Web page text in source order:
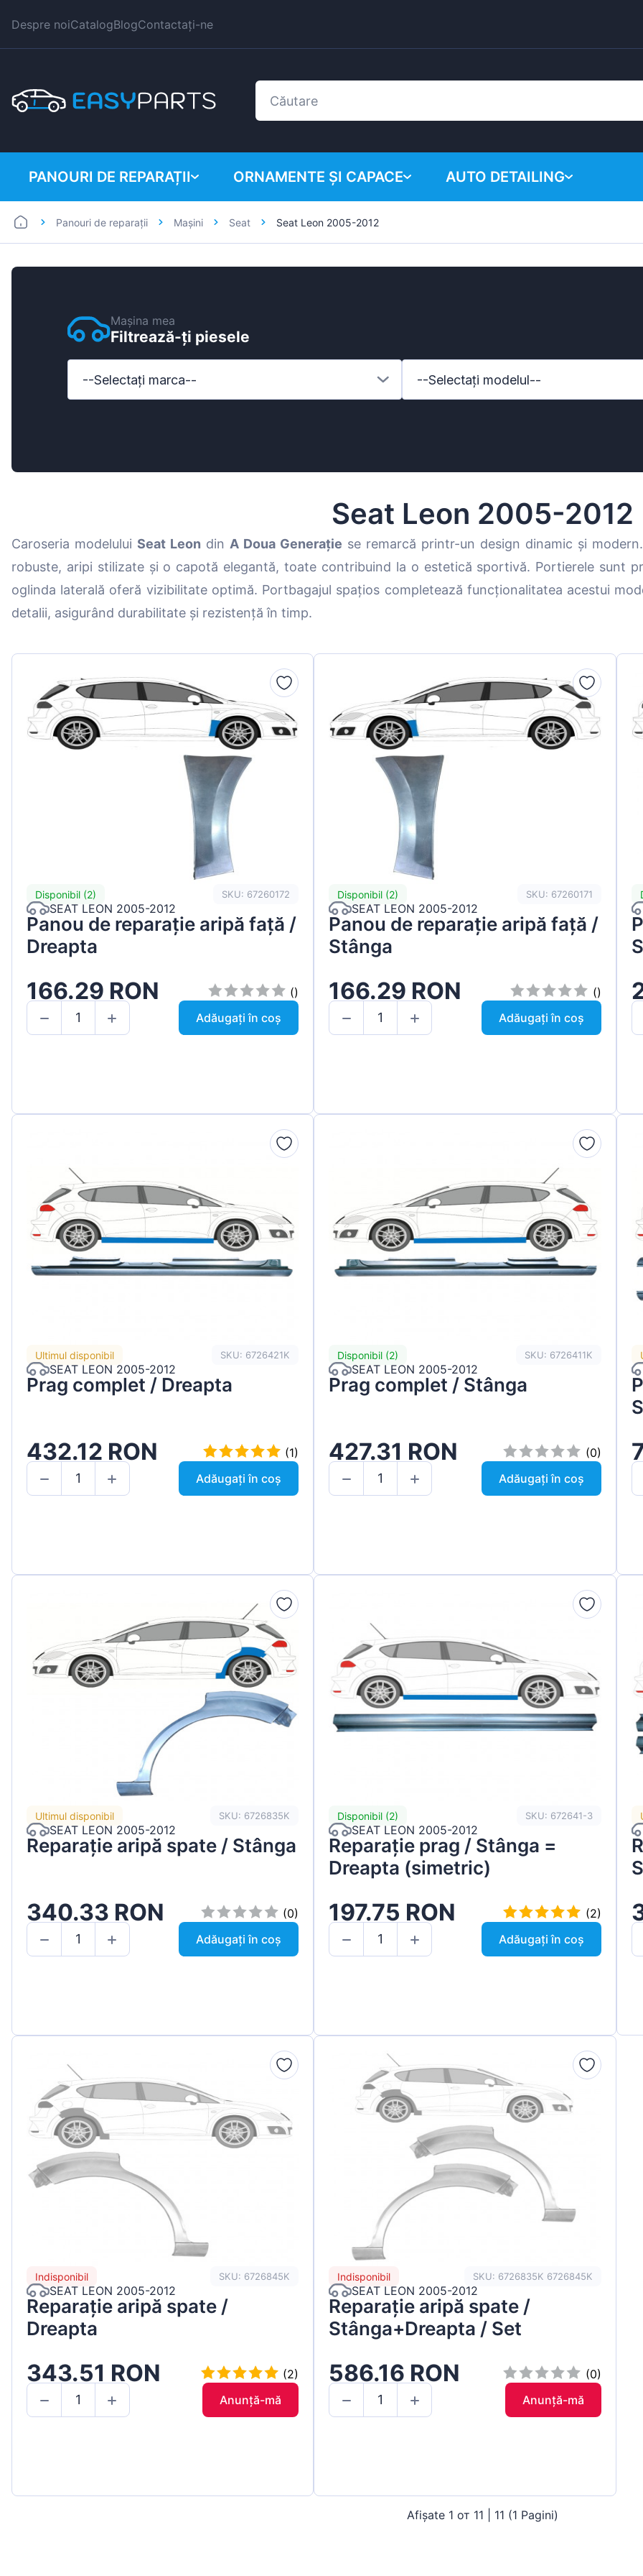
Despre noiCatalogBlogContactați-ne
PANOURI DE REPARAȚII
Autoutilitare
ORNAMENTE ȘI CAPACE
BMW
Hyundai
Mazda
Mercedes-Benz
Renault
Seat
Skoda
AUTO DETAILING
Panouri de reparații Mașini Seat Seat Leon 2005-2012
Mașina mea
Filtrează-ți piesele
--Selectați marca-- --Selectați modelul--
Seat Leon 2005-2012
Caroseria modelului Seat Leon din A Doua Generație se remarcă printr-un design dinamic și
robuste, aripi stilizate și o capotă elegantă, toate contribuind la o estetică sportivă. Portierele sunt
oglinda laterală oferă vizibilitate optimă. Portbagajul spațios completează funcționalitatea acestui
detalii, asigurând durabilitate și rezistență în timp.
Disponibil (2) SKU: 67260172
SEAT LEON 2005-2012
Panou de reparație aripă față /
Dreapta
166.29 RON
()
Adăugați în coș
Disponibil (2) SKU: 67260171
SEAT LEON 2005-2012
Panou de reparație aripă față /
Stânga
166.29 RON
()
Adăugați în coș
Ultimul disponibil SKU: 6726421K
SEAT LEON 2005-2012
Prag complet / Dreapta
432.12 RON
(1)
Adăugați în coș
Disponibil (2) SKU: 6726411K
SEAT LEON 2005-2012
Prag complet / Stânga
427.31 RON
(0)
Adăugați în coș
Ultimul disponibil SKU: 6726835K
SEAT LEON 2005-2012
Reparație aripă spate / Stânga
340.33 RON
(0)
Adăugați în coș
Disponibil (2) SKU: 672641-3
SEAT LEON 2005-2012
Reparație prag / Stânga =
Dreapta (simetric)
197.75 RON
(2)
Adăugați în coș
Indisponibil SKU: 6726845K
SEAT LEON 2005-2012
Reparație aripă spate /
Dreapta
343.51 RON
(2)
Anunță-mă
Indisponibil SKU: 6726835K 6726845K
SEAT LEON 2005-2012
Reparație aripă spate /
Stânga+Dreapta / Set
586.16 RON
(0)
Anunță-mă
Afișate 1 от 11 | 11 (1 Pagini)